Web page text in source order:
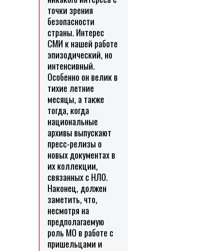
точки зрения
безопасности
страны. Интерес
СМИ к нашей работе
эпизодический, но
интенсивный.
Особенно он велик в
тихие летние
месяцы, а также
тогда, когда
национальные
архивы выпускают
пресс-релизы о
новых документах в
их коллекции,
связанных с НЛО.
Наконец, должен
заметить, что,
несмотря на
предполагаемую
роль МО в работе с
пришельцами и